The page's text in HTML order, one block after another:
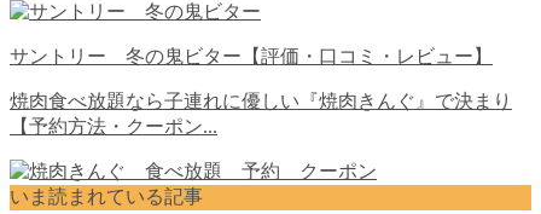
サントリー 冬の鬼ビター【評価・口コミ・レビュー】
焼肉食べ放題なら子連れに優しい『焼肉きんぐ』で決まり
【予約方法・クーポン...
いま読まれている記事